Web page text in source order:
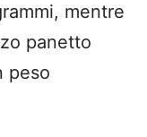
mentre
panetto
peso